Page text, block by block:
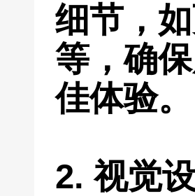
细节，
等，确
佳体验。
2. 视觉